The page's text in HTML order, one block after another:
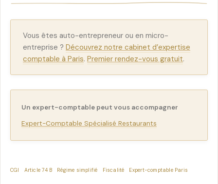
Vous êtes auto-entrepreneur ou en micro-
entreprise ? Découvrez notre cabinet d’expertise
comptable à Paris. Premier rendez-vous gratuit.
Un expert-comptable peut vous accompagner
Expert-Comptable Spécialisé Restaurants
CGI Article 74 B Régime simplifié Fiscalité Expert-comptable Paris